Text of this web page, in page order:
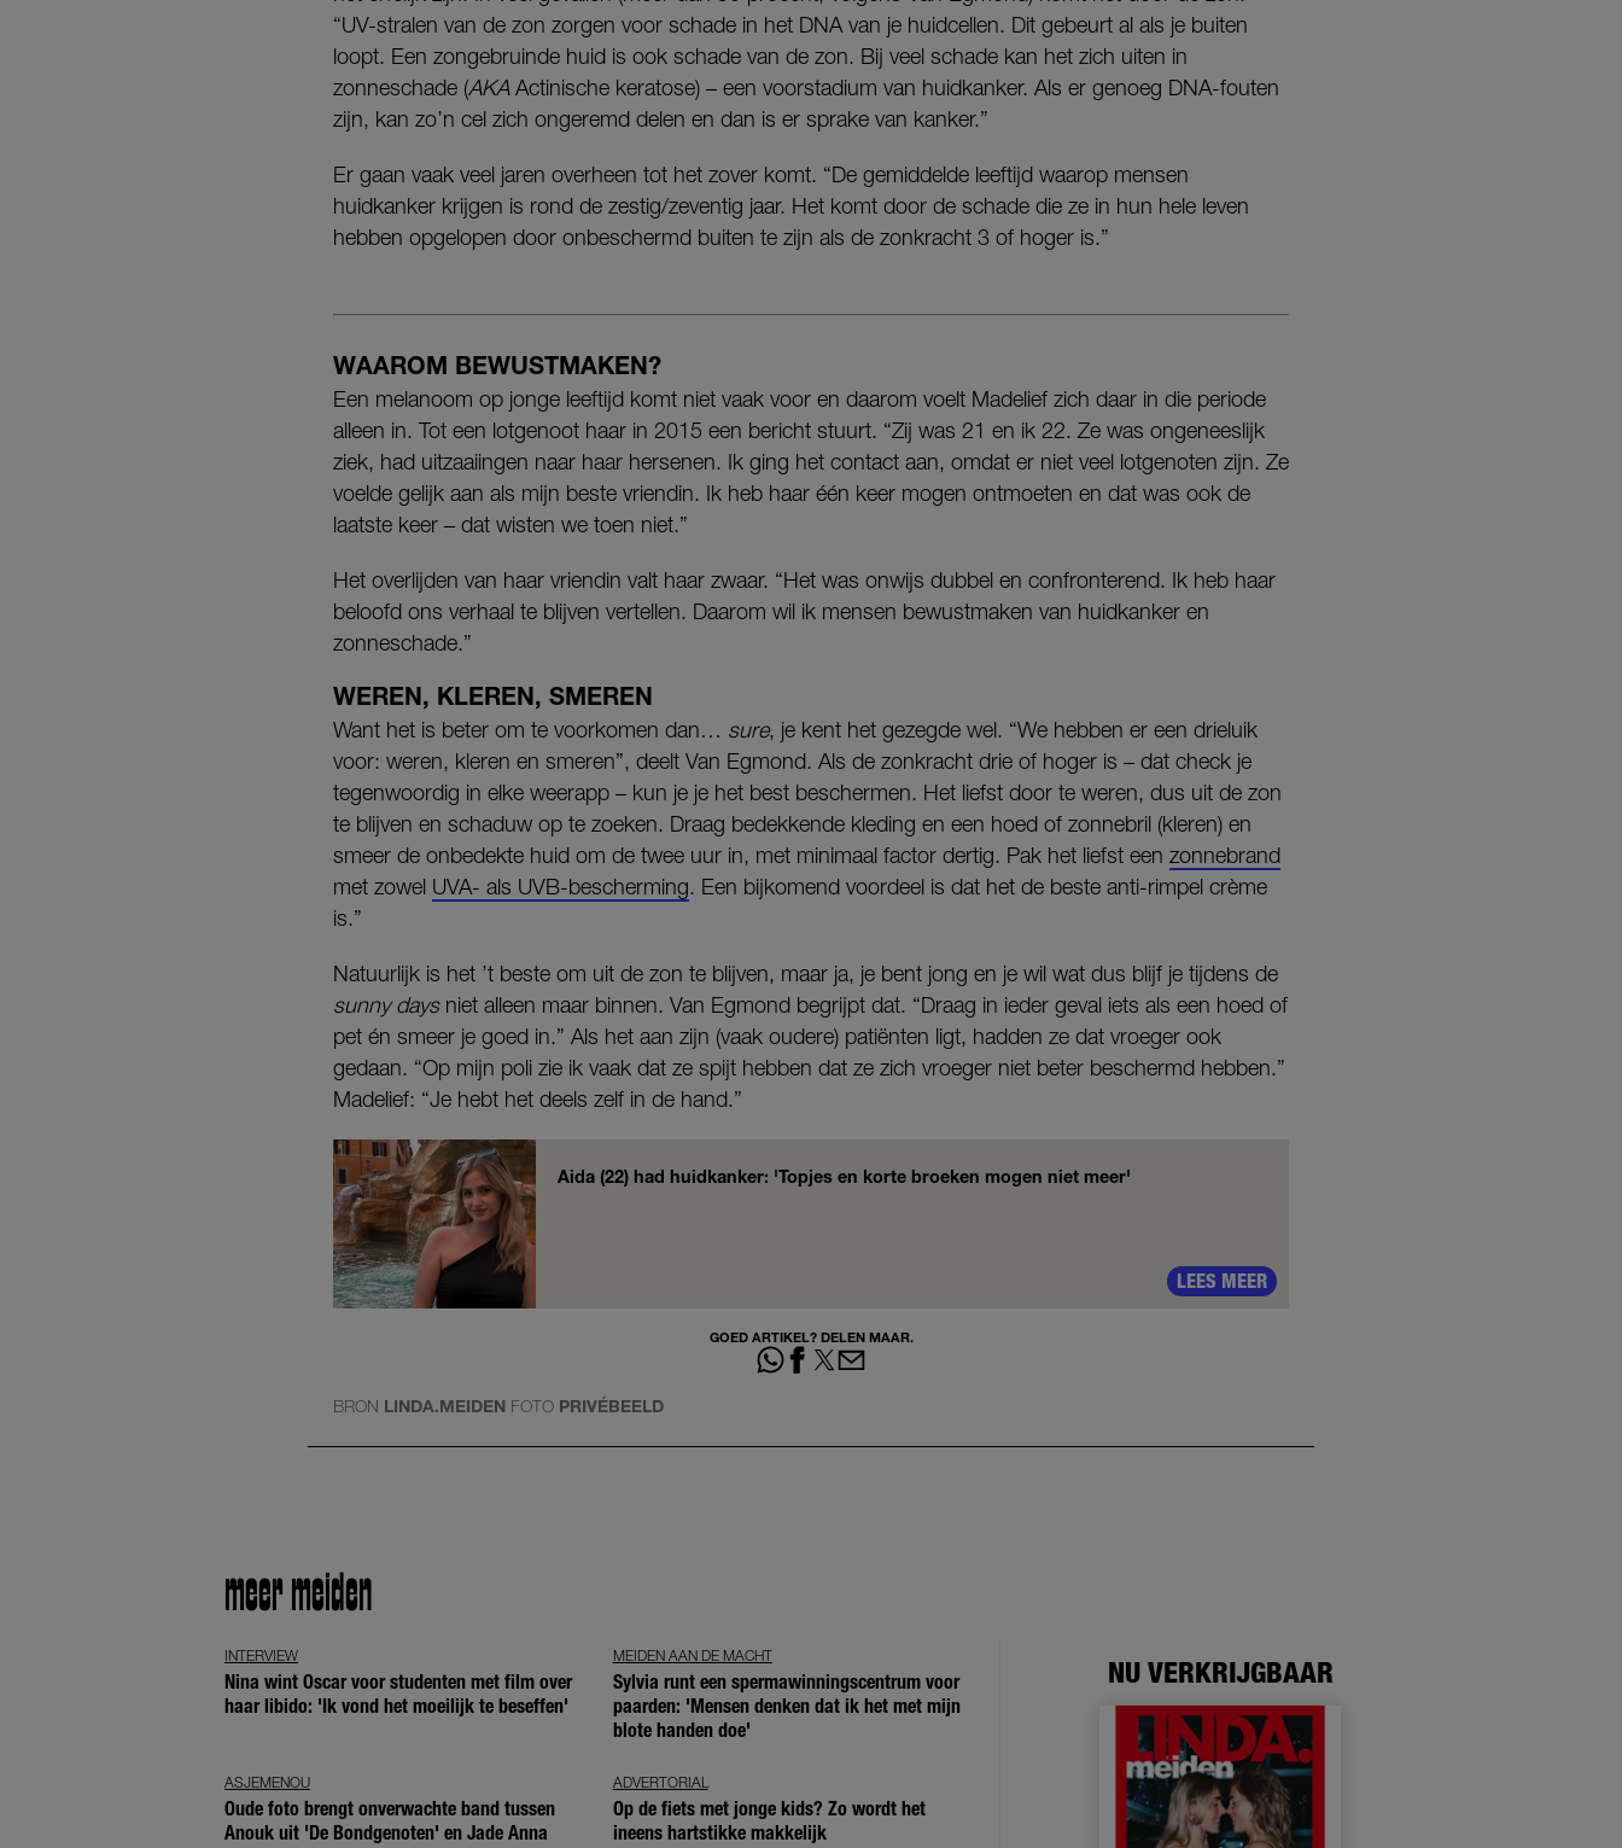
“UV-stralen van de zon zorgen voor schade in het DNA van je huidcellen. Dit gebeurt al als je buiten
loopt. Een zongebruinde huid is ook schade van de zon. Bij veel schade kan het zich uiten in
zonneschade (AKAActinische keratose) – een voorstadium van huidkanker. Als er genoeg DNA-fouten
zijn, kan zo’n cel zich ongeremd delen en dan is er sprake van kanker.”
Er gaan vaak veel jaren overheen tot het zover komt. “De gemiddelde leeftijd waarop mensen
huidkanker krijgen is rond de zestig/zeventig jaar. Het komt door de schade die ze in hun hele leven
hebben opgelopen door onbeschermd buiten te zijn als de zonkracht 3 of hoger is.”
WAAROM BEWUSTMAKEN?
Een melanoom op jonge leeftijd komt niet vaak voor en daarom voelt Madelief zich daar in die periode
alleen in. Tot een lotgenoot haar in 2015 een bericht stuurt. “Zij was 21 en ik 22. Ze was ongeneeslijk
ziek, had uitzaaiingen naar haar hersenen. Ik ging het contact aan, omdat er niet veel lotgenoten zijn. Ze
voelde gelijk aan als mijn beste vriendin. Ik heb haar één keer mogen ontmoeten en dat was ook de
laatste keer – dat wisten we toen niet.”
Het overlijden van haar vriendin valt haar zwaar. “Het was onwijs dubbel en confronterend. Ik heb haar
beloofd ons verhaal te blijven vertellen. Daarom wil ik mensen bewustmaken van huidkanker en
zonneschade.”
WEREN, KLEREN, SMEREN
Want het is beter om te voorkomen dan… sure, je kent het gezegde wel. “We hebben er een drieluik
voor: weren, kleren en smeren”, deelt Van Egmond. Als de zonkracht drie of hoger is – dat check je
tegenwoordig in elke weerapp – kun je je het best beschermen. Het liefst door te weren, dus uit de zon
te blijven en schaduw op te zoeken. Draag bedekkende kleding en een hoed of zonnebril (kleren) en
smeer de onbedekte huid om de twee uur in, met minimaal factor dertig. Pak het liefst een zonnebrand
met zowel UVA- als UVB-bescherming. Een bijkomend voordeel is dat het de beste anti-rimpel crème
is.”
Natuurlijk is het ’t beste om uit de zon te blijven, maar ja, je bent jong en je wil wat dus blijf je tijdens de
sunny daysniet alleen maar binnen. Van Egmond begrijpt dat. “Draag in ieder geval iets als een hoed of
pet én smeer je goed in.” Als het aan zijn (vaak oudere) patiënten ligt, hadden ze dat vroeger ook
gedaan. “Op mijn poli zie ik vaak dat ze spijt hebben dat ze zich vroeger niet beter beschermd hebben.”
Madelief: “Je hebt het deels zelf in de hand.”
Aida (22) had huidkanker: 'Topjes en korte broeken mogen niet meer'
LEES MEER
GOED ARTIKEL? DELEN MAAR.
BRON LINDA.MEIDEN FOTO PRIVÉBEELD
meer meiden
INTERVIEW
Nina wint Oscar voor studenten met film over
haar libido: 'Ik vond het moeilijk te beseffen'
MEIDEN AAN DE MACHT
Sylvia runt een spermawinningscentrum voor
paarden: 'Mensen denken dat ik het met mijn
blote handen doe'
ASJEMENOU
Oude foto brengt onverwachte band tussen
Anouk uit 'De Bondgenoten' en Jade Anna
ADVERTORIAL
Op de fiets met jonge kids? Zo wordt het
ineens hartstikke makkelijk
NU VERKRIJGBAAR